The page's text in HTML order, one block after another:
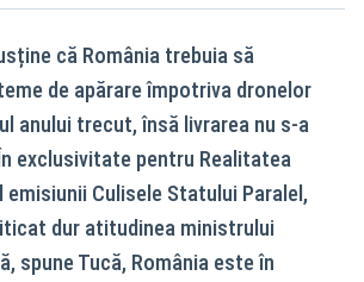
că România trebuia să
de apărare împotriva dronelor
anului trecut, însă livrarea nu s-a
exclusivitate pentru Realitatea
emisiunii Culisele Statului Paralel,
dur atitudinea ministrului
spune Tucă, România este în